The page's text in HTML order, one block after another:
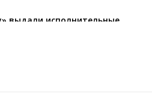
выдали исполнительные